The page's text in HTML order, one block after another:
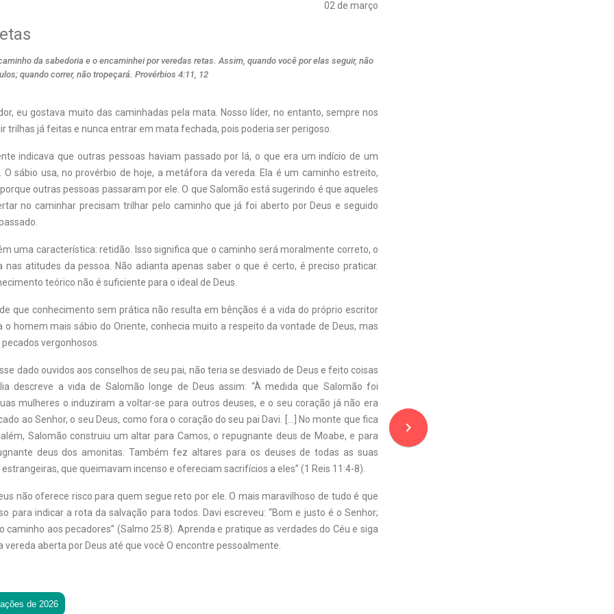
02 de março
da sabedoria e o encaminhei por veredas retas. Assim, quando você por elas seguir, não
quando correr, não tropeçará. Provérbios 4:11, 12
eu gostava muito das caminhadas pela mata. Nosso líder, no entanto, sempre nos
trilhas já feitas e nunca entrar em mata fechada, pois poderia ser perigoso.
indicava que outras pessoas haviam passado por lá, o que era um indício de um
O sábio usa, no provérbio de hoje, a metáfora da vereda. Ela é um caminho estreito,
outras pessoas passaram por ele. O que Salomão está sugerindo é que aqueles
no caminhar precisam trilhar pelo caminho que já foi aberto por Deus e seguido
uma característica: retidão. Isso significa que o caminho será moralmente correto, o
nas atitudes da pessoa. Não adianta apenas saber o que é certo, é preciso praticar.
teórico não é suficiente para o ideal de Deus.
que conhecimento sem prática não resulta em bênçãos é a vida do próprio escritor
o homem mais sábio do Oriente, conhecia muito a respeito da vontade de Deus, mas
vergonhosos.
dado ouvidos aos conselhos de seu pai, não teria se desviado de Deus e feito coisas
descreve a vida de Salomão longe de Deus assim: “À medida que Salomão foi
mulheres o induziram a voltar-se para outros deuses, e o seu coração já não era
ao Senhor, o seu Deus, como fora o coração do seu pai Davi. […] No monte que fica
Salomão construiu um altar para Camos, o repugnante deus de Moabe, e para
deus dos amonitas. Também fez altares para os deuses de todas as suas
que queimavam incenso e ofereciam sacrifícios a eles” (1 Reis 11:4-8).
não oferece risco para quem segue reto por ele. O mais maravilhoso de tudo é que
para indicar a rota da salvação para todos. Davi escreveu: “Bom e justo é o Senhor;
caminho aos pecadores” (Salmo 25:8). Aprenda e pratique as verdades do Céu e siga
vereda aberta por Deus até que você O encontre pessoalmente.
de 2026
navigate_next